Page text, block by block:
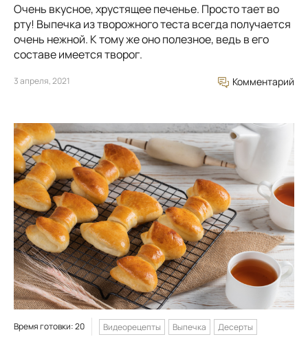
Очень вкусное, хрустящее печенье. Просто тает во
рту! Выпечка из творожного теста всегда получается
очень нежной. К тому же оно полезное, ведь в его
составе имеется творог.
3 апреля, 2021 Комментарий
Время готовки: 20 Видеорецепты Выпечка Десерты